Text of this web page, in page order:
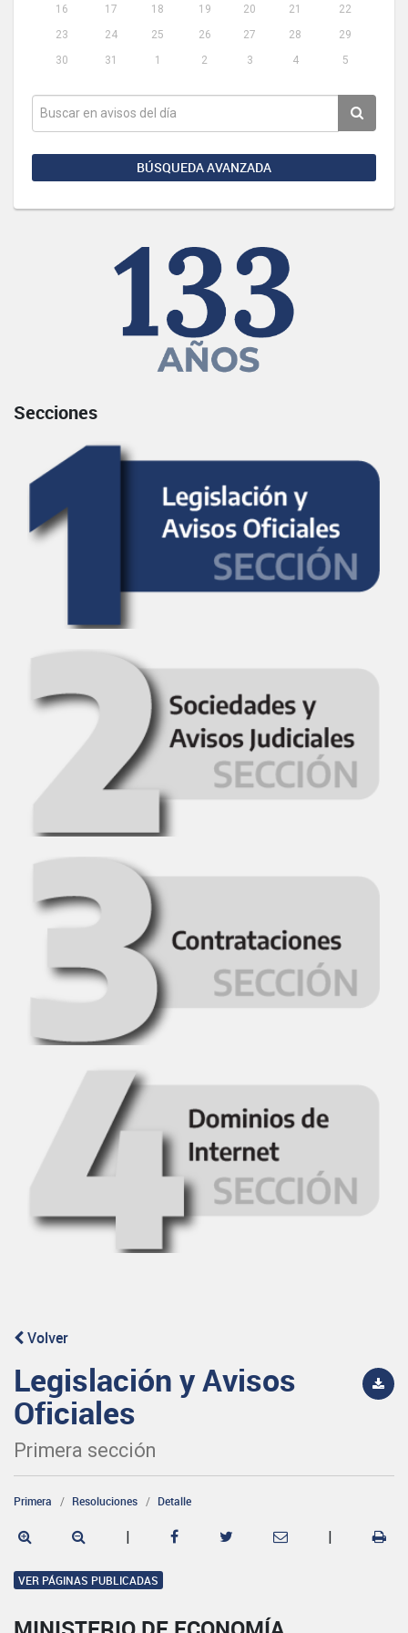
16
17 18 19 20 21
22
23
24 25 26 27 28
29
30
31 1 2 3 4 5
BÚSQUEDA AVANZADA
Secciones
Volver
Legislación y Avisos
Oficiales
Primera sección
Primera Resoluciones Detalle
| |
VER PÁGINAS PUBLICADAS